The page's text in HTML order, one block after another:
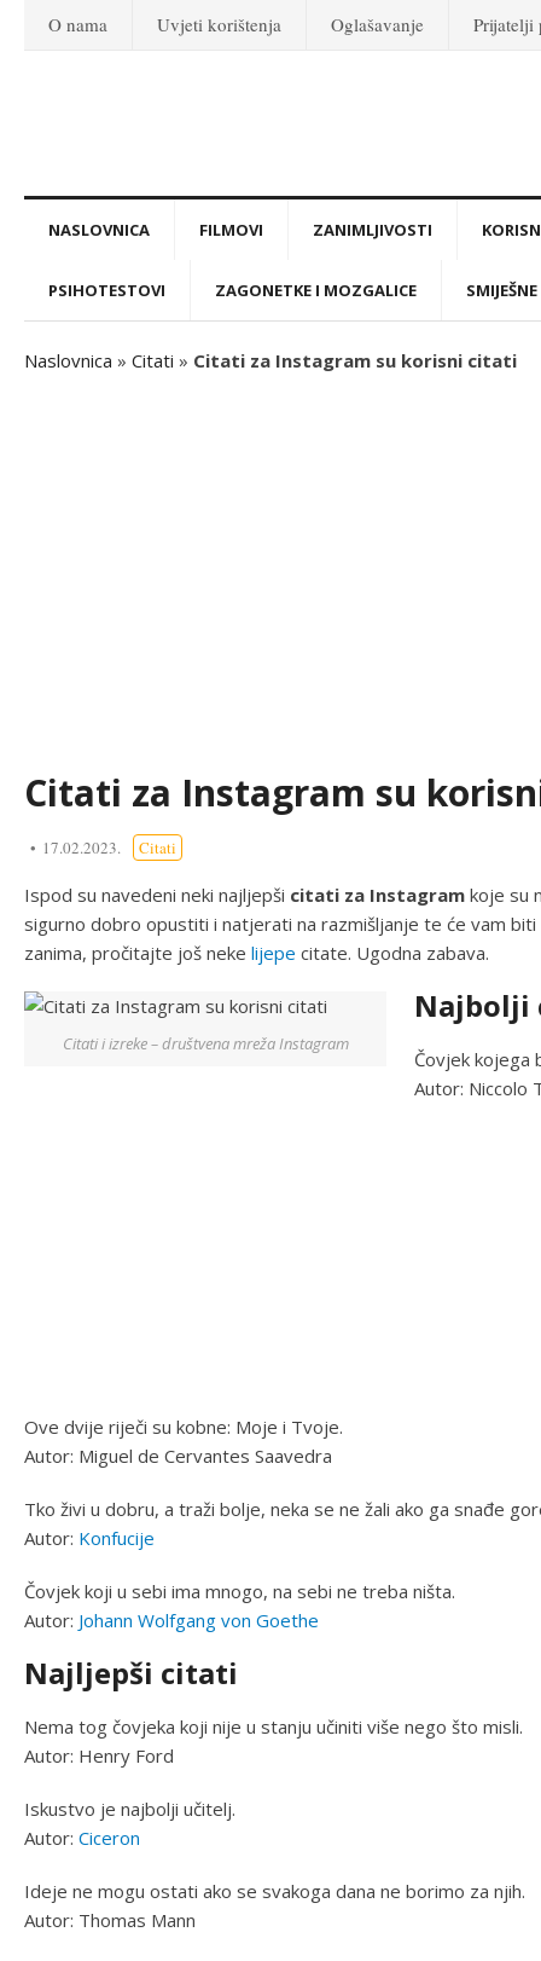
O nama Uvjeti korištenja Oglašavanje Prijatelji
NASLOVNICA FILMOVI ZANIMLJIVOSTI
PSIHOTESTOVI ZAGONETKE I MOZGALICE
Naslovnica » Citati » Citati za Instagram su korisni citati
Citati za Instagram su
17.02.2023. Citati
Ispod su navedeni neki najljepši citati za Instagram koje su
sigurno dobro opustiti i natjerati na razmišljanje te će vam
zanima, pročitajte još neke lijepe citate. Ugodna zabava.
Citati i izreke – društvena mreža Instagram
Najbolji
Čovjek kojega
Autor: Niccolo
Ove dvije riječi su kobne: Moje i Tvoje.
Autor: Miguel de Cervantes Saavedra
Tko živi u dobru, a traži bolje, neka se ne žali ako ga snađe
Autor: Konfucije
Čovjek koji u sebi ima mnogo, na sebi ne treba ništa.
Autor: Johann Wolfgang von Goethe
Najljepši citati
Nema tog čovjeka koji nije u stanju učiniti više nego što misli.
Autor: Henry Ford
Iskustvo je najbolji učitelj.
Autor: Ciceron
Ideje ne mogu ostati ako se svakoga dana ne borimo za njih.
Autor: Thomas Mann